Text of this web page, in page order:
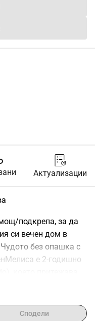
Актуализации
подкрепа, за да
си вечен дом в
без опашка с
е 2-годишно
да ѝ липсва опашка
но има форми,
Сподели